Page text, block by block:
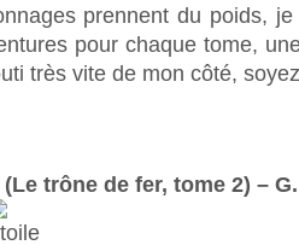
prennent du poids,
pour chaque tome,
très vite de mon côté,
trône de fer, tome 2) –